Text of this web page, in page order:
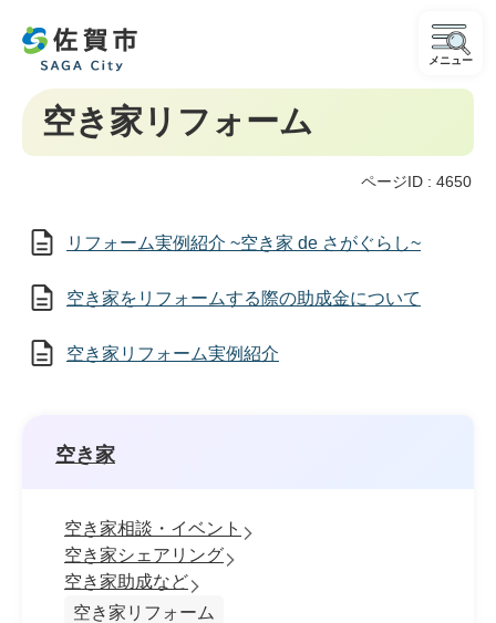
メニュー
空き家リフォーム
ページID : 4650
リフォーム実例紹介 ~空き家 de さがぐらし~
空き家をリフォームする際の助成金について
空き家リフォーム実例紹介
空き家
空き家相談・イベント
空き家シェアリング
空き家助成など
空き家リフォーム